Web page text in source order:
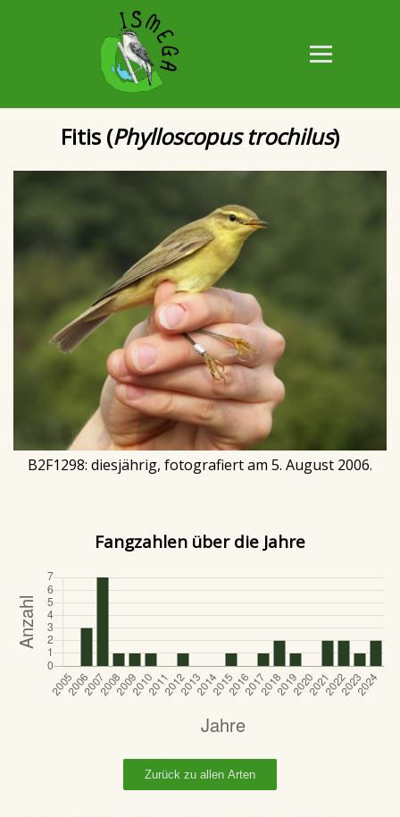
Fitis (Phylloscopus trochilus)
B2F1298: diesjährig, fotografiert am 5. August 2006.
Fangzahlen über die Jahre
Zurück zu allen Arten